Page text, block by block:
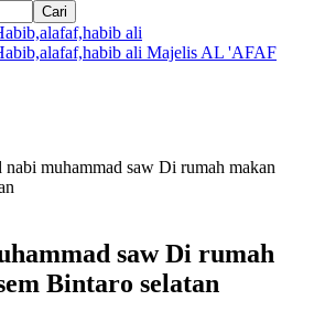
Majelis AL 'AFAF
muhammad saw Di rumah makan
saw Di rumah
Bintaro selatan